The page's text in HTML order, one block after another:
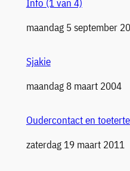
Info (1 van 4)
Datum
maandag 5 september
Sjakie
Datum
maandag 8 maart 2004
Oudercontact en
Datum
zaterdag 19 maart 2011